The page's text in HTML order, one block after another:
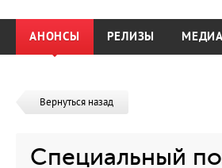
АНОНСЫ РЕЛИЗЫ
Вернуться назад
Специальный